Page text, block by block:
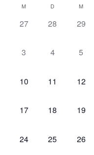
wählen.
KALENDER
VON
M D M
0
27
0
28
0
29
0
3
0
4
0
5
0
10
0
11
0
12
0
17
0
18
0
19
0
24
0
25
0
26